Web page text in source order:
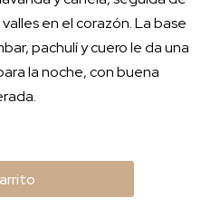
en el corazón. La base
pachulí y cuero le da una
la noche, con buena